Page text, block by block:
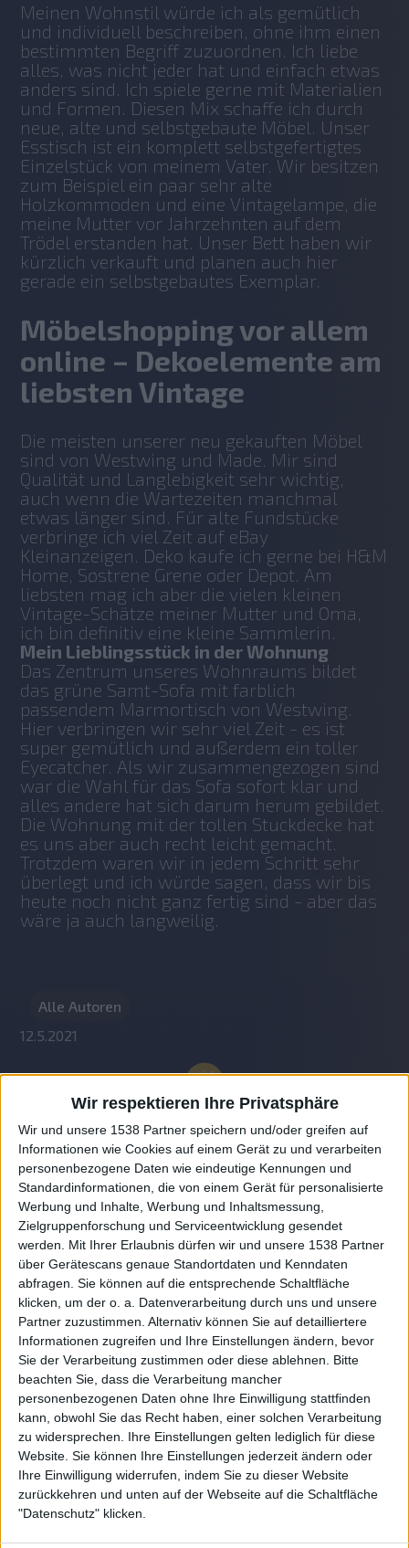
Wir respektieren Ihre Privatsphäre
Wir und unsere 1538 Partner speichern und/oder greifen auf
Informationen wie Cookies auf einem Gerät zu und verarbeiten
personenbezogene Daten wie eindeutige Kennungen und
Standardinformationen, die von einem Gerät für personalisierte
Werbung und Inhalte, Werbung und Inhaltsmessung,
Zielgruppenforschung und Serviceentwicklung gesendet
werden.
Mit Ihrer Erlaubnis dürfen wir und unsere 1538 Partner
über Gerätescans genaue Standortdaten und Kenndaten
abfragen. Sie können auf die entsprechende Schaltfläche
klicken, um der o. a. Datenverarbeitung durch uns und unsere
Partner zuzustimmen. Alternativ können Sie auf detailliertere
Informationen zugreifen und Ihre Einstellungen ändern, bevor
Sie der Verarbeitung zustimmen oder diese ablehnen.
Bitte
beachten Sie, dass die Verarbeitung mancher
personenbezogenen Daten ohne Ihre Einwilligung stattfinden
kann, obwohl Sie das Recht haben, einer solchen Verarbeitung
zu widersprechen. Ihre Einstellungen gelten lediglich für diese
Website. Sie können Ihre Einstellungen jederzeit ändern oder
Ihre Einwilligung widerrufen, indem Sie zu dieser Website
zurückkehren und unten auf der Webseite auf die Schaltfläche
"Datenschutz" klicken.
Meinen Wohnstil würde ich als gemütlich
und individuell beschreiben, ohne ihm einen
bestimmten Begriff zuzuordnen. Ich liebe
alles, was nicht jeder hat und einfach etwas
anders sind. Ich spiele gerne mit Materialien
und Formen. Diesen Mix schaffe ich durch
neue, alte und selbstgebaute Möbel. Unser
Esstisch ist ein komplett selbstgefertigtes
Einzelstück von meinem Vater. Wir besitzen
zum Beispiel ein paar sehr alte
Holzkommoden und eine Vintagelampe, die
meine Mutter vor Jahrzehnten auf dem
Trödel erstanden hat. Unser Bett haben wir
kürzlich verkauft und planen auch hier
gerade ein selbstgebautes Exemplar.
Möbelshopping vor allem
online – Dekoelemente am
liebsten Vintage
Die meisten unserer neu gekauften Möbel
sind von Westwing und Made. Mir sind
Qualität und Langlebigkeit sehr wichtig,
auch wenn die Wartezeiten manchmal
etwas länger sind. Für alte Fundstücke
verbringe ich viel Zeit auf eBay
Kleinanzeigen. Deko kaufe ich gerne bei H&M
Home, Søstrene Grene oder Depot. Am
liebsten mag ich aber die vielen kleinen
Vintage-Schätze meiner Mutter und Oma,
ich bin definitiv eine kleine Sammlerin.
Mein Lieblingsstück in der Wohnung
Das Zentrum unseres Wohnraums bildet
das grüne Samt-Sofa mit farblich
passendem Marmortisch von Westwing.
Hier verbringen wir sehr viel Zeit - es ist
super gemütlich und außerdem ein toller
Eyecatcher. Als wir zusammengezogen sind
war die Wahl für das Sofa sofort klar und
alles andere hat sich darum herum gebildet.
Die Wohnung mit der tollen Stuckdecke hat
es uns aber auch recht leicht gemacht.
Trotzdem waren wir in jedem Schritt sehr
überlegt und ich würde sagen, dass wir bis
heute noch nicht ganz fertig sind - aber das
wäre ja auch langweilig.
Alle Autoren
12.5.2021
Auf DESMONDO findet Ihr Inspirationen für
individuelles, gemütliches und intelligentes Wohnen,
die aktuellsten Einrichtungstrends und Informatives zu
neuesten Smart Home Systemen.
About
DESMONDO Suche
Kooperationen
Rechtliches
Impressum
Datenschutz
Sitemap